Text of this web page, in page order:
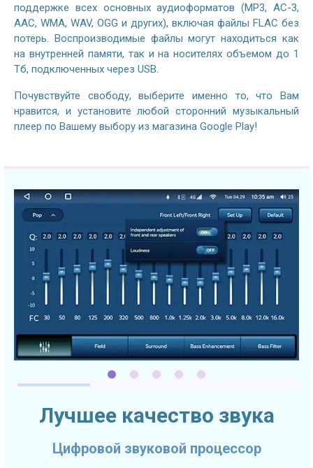
поддержке всех основных аудиоформатов (MP3, AC-3,
AAC, WMA, WAV, OGG и других), включая файлы FLAC без
потерь. Воспроизводимые файлы могут находиться как
на внутренней памяти, так и на носителях объемом до 1
Тб, подключенных через USB.
Почувствуйте свободу, выберите именно то, что Вам
нравится, и установите любой сторонний музыкальный
плеер по Вашему выбору из магазина Google Play!
Лучшее качество звука
Цифровой звуковой процессор